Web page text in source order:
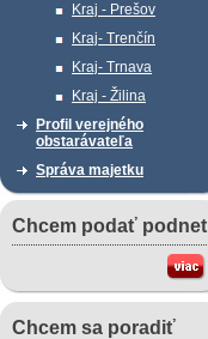
Kraj - Prešov
Kraj- Trenčín
Kraj- Trnava
Kraj - Žilina
Profil verejného
obstarávateľa
Správa majetku
Chcem podať podnet
Chcem sa poradiť